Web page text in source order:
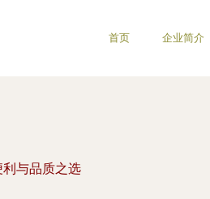
首页 企业简介
与品质之选